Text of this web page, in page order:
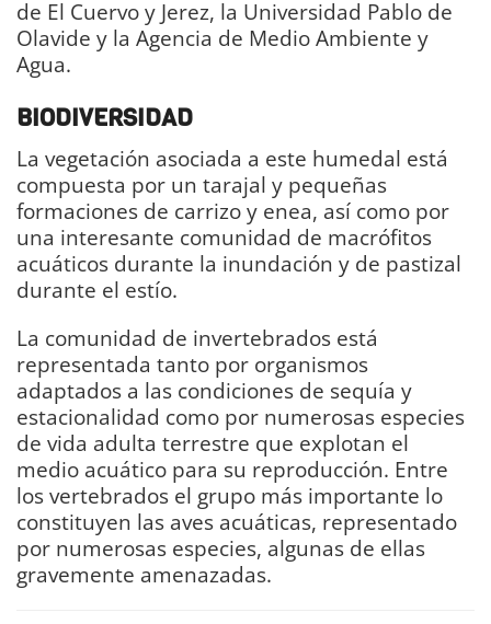
de El Cuervo y Jerez, la Universidad Pablo de
Olavide y la Agencia de Medio Ambiente y
Agua.
BIODIVERSIDAD
La vegetación asociada a este humedal está
compuesta por un tarajal y pequeñas
formaciones de carrizo y enea, así como por
una interesante comunidad de macrófitos
acuáticos durante la inundación y de pastizal
durante el estío.
La comunidad de invertebrados está
representada tanto por organismos
adaptados a las condiciones de sequía y
estacionalidad como por numerosas especies
de vida adulta terrestre que explotan el
medio acuático para su reproducción. Entre
los vertebrados el grupo más importante lo
constituyen las aves acuáticas, representado
por numerosas especies, algunas de ellas
gravemente amenazadas.